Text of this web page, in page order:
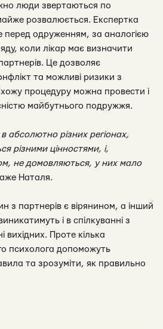
люди звертаються по
розвалюється. Експертка
перед одруженням, за аналогією
коли лікар має визначити
Це дозволяє
та можливі ризики з
процедуру можна провести і
майбутнього подружжя.
абсолютно різних регіонах,
різними цінностями, і,
не домовляються, у них мало
Наталя.
з партнерів є вірянином, а інший
і в спілкуванні з
вихідних. Проте кілька
психолога допоможуть
та зрозуміти, як правильно